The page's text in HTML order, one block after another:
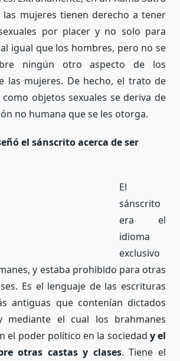
las mujeres tienen derecho a tener
por placer y no solo para
igual que los hombres, pero no se
ningún otro aspecto de los
las mujeres. De hecho, el trato de
objetos sexuales se deriva de
no humana que se les otorga.
el sánscrito acerca de ser
El
sánscrito
era el
idioma
exclusivo
y estaba prohibido para otras
Es el lenguaje de las escrituras
antiguas que contenían dictados
mediante el cual los brahmanes
el poder político en la sociedad y el
otras castas y clases. Tiene el